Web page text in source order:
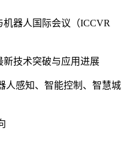
器人国际会议（ICCVR
技术突破与应用进展
人感知、智能控制、智慧城